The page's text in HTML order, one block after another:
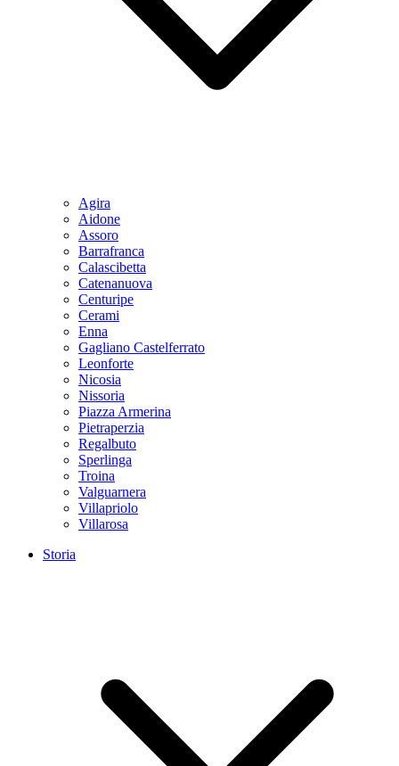
Agira
Aidone
Assoro
Barrafranca
Calascibetta
Catenanuova
Centuripe
Cerami
Enna
Gagliano Castelferrato
Leonforte
Nicosia
Nissoria
Piazza Armerina
Pietraperzia
Regalbuto
Sperlinga
Troina
Valguarnera
Villapriolo
Villarosa
Storia